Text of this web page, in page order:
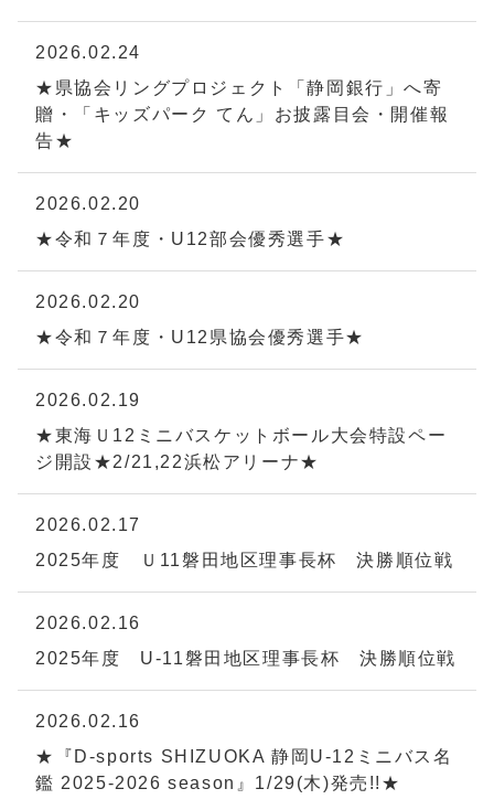
2026.02.24
★県協会リングプロジェクト「静岡銀行」へ寄
贈・「キッズパーク てん」お披露目会・開催報
告★
2026.02.20
★令和７年度・U12部会優秀選手★
2026.02.20
★令和７年度・U12県協会優秀選手★
2026.02.19
★東海Ｕ12ミニバスケットボール大会特設ペー
ジ開設★2/21,22浜松アリーナ★
2026.02.17
2025年度 Ｕ11磐田地区理事長杯 決勝順位戦
2026.02.16
2025年度 U-11磐田地区理事長杯 決勝順位戦
2026.02.16
★『D-sports SHIZUOKA 静岡U-12ミニバス名
鑑 2025-2026 season』1/29(木)発売!!★